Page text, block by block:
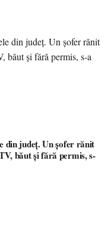
din județ. Un șofer rănit
băut și fără permis, s-